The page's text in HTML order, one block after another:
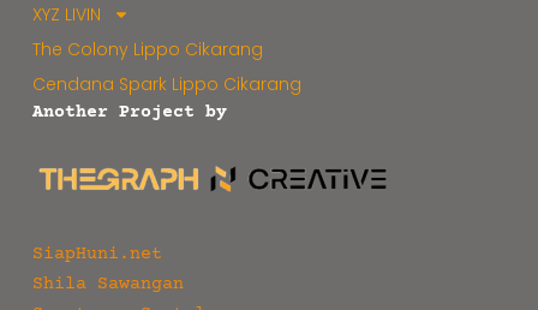
XYZ LIVIN
The Colony Lippo Cikarang
Cendana Spark Lippo Cikarang
Another Project by
SiapHuni.net
Shila Sawangan